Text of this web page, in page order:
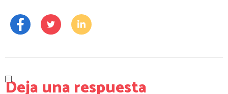
Deja una respuesta